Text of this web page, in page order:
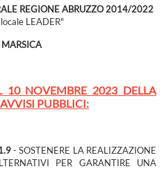
REGIONE ABRUZZO 2014/2022
LEADER"
MARSICA
10 NOVEMBRE 2023 DELLA
PUBBLICI:
- SOSTENERE LA REALIZZAZIONE
PER GARANTIRE UNA